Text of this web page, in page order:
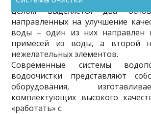
целом выделяется два
направленных на улучшение
воды – один из них направлен
примесей из воды, а второй
нежелательных элементов.
Современные системы
водоочистки представляют
оборудования,
комплектующих высокого
«работать» с: